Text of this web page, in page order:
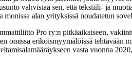
vahvistaa sen, että tekstiili- ja
alan yrityksissä noudatetun
Pro ry:n pitkäaikaiseen,
erikoismyymälöissä tehtävään
vasta vuonna